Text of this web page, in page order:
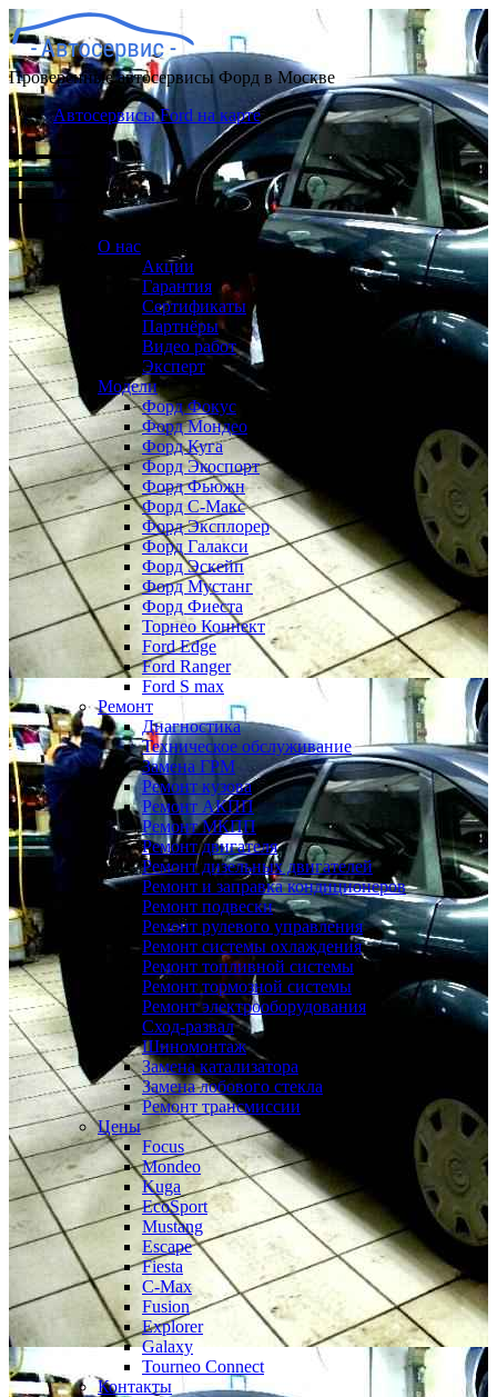
Проверенные автосервисы Форд в Москве
Автосервисы Ford на карте
О нас
Акции
Гарантия
Сертификаты
Партнёры
Видео работ
Эксперт
Модели
Форд Фокус
Форд Мондео
Форд Куга
Форд Экоспорт
Форд Фьюжн
Форд С-Макс
Форд Эксплорер
Форд Галакси
Форд Эскейп
Форд Мустанг
Форд Фиеста
Торнео Коннект
Ford Edge
Ford Ranger
Ford S max
Ремонт
Диагностика
Техническое обслуживание
Замена ГРМ
Ремонт кузова
Ремонт АКПП
Ремонт МКПП
Ремонт двигателя
Ремонт дизельных двигателей
Ремонт и заправка кондиционеров
Ремонт подвески
Ремонт рулевого управления
Ремонт системы охлаждения
Ремонт топливной системы
Ремонт тормозной системы
Ремонт электрооборудования
Сход-развал
Шиномонтаж
Замена катализатора
Замена лобового стекла
Ремонт трансмиссии
Цены
Focus
Mondeo
Kuga
EcoSport
Mustang
Escape
Fiesta
C-Max
Fusion
Explorer
Galaxy
Tourneo Connect
Контакты